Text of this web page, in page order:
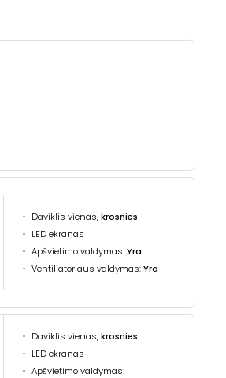
Daviklis vienas,krosnies
LED ekranas
Apšvietimo valdymas:Yra
Ventiliatoriaus valdymas:Yra
Daviklis vienas,krosnies
LED ekranas
Apšvietimo valdymas: